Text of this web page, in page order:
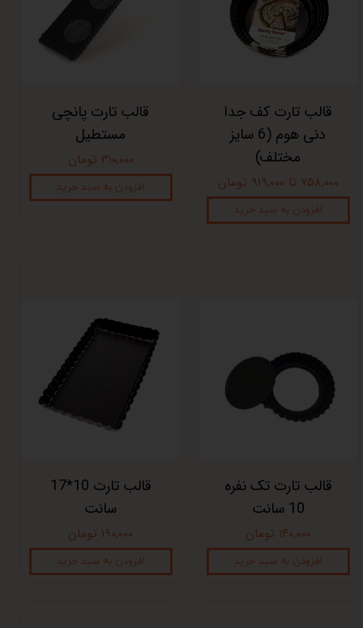
قالب تارت کف جدا
دنی هوم (6 سایز
مختلف)
۷۵۸,۰۰۰ تا ۹۱۹,۰۰۰ تومان
افزودن به سبد خرید
قالب تارت پانچی
مستطیل
۳۱۰,۰۰۰ تومان
افزودن به سبد خرید
قالب تارت تک نفره
10 سانت
۱۴۰,۰۰۰ تومان
افزودن به سبد خرید
قالب تارت 10*17
سانت
۱۹۰,۰۰۰ تومان
افزودن به سبد خرید